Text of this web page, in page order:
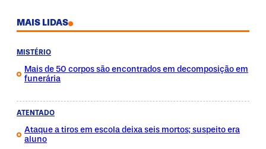
MAIS LIDAS
MISTÉRIO
Mais de 50 corpos são encontrados em decomposição em
funerária
ATENTADO
Ataque a tiros em escola deixa seis mortos; suspeito era
aluno